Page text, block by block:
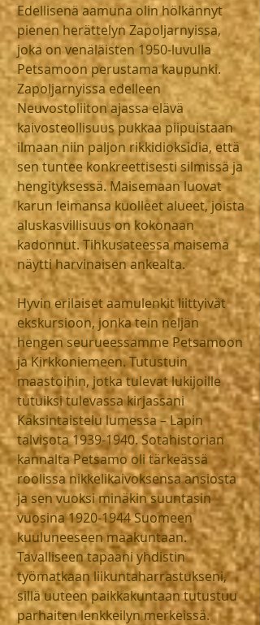
Edellisenä aamuna olin hölkännyt
pienen herättelyn Zapoljarnyissa,
joka on venäläisten 1950-luvulla
Petsamoon perustama kaupunki.
Zapoljarnyissa edelleen
Neuvostoliiton ajassa elävä
kaivosteollisuus pukkaa piipuistaan
ilmaan niin paljon rikkidioksidia, että
sen tuntee konkreettisesti silmissä ja
hengityksessä. Maisemaan luovat
karun leimansa kuolleet alueet, joista
aluskasvillisuus on kokonaan
kadonnut. Tihkusateessa maisema
näytti harvinaisen ankealta.
Hyvin erilaiset aamulenkit liittyivät
ekskursioon, jonka tein neljän
hengen seurueessamme Petsamoon
ja Kirkkoniemeen. Tutustuin
maastoihin, jotka tulevat lukijoille
tutuiksi tulevassa kirjassani
Kaksintaistelu lumessa – Lapin
talvisota 1939-1940. Sotahistorian
kannalta Petsamo oli tärkeässä
roolissa nikkelikaivoksensa ansiosta
ja sen vuoksi minäkin suuntasin
vuosina 1920-1944 Suomeen
kuuluneeseen maakuntaan.
Tavalliseen tapaani yhdistin
työmatkaan liikuntaharrastukseni,
sillä uuteen paikkakuntaan tutustuu
parhaiten lenkkeilyn merkeissä.